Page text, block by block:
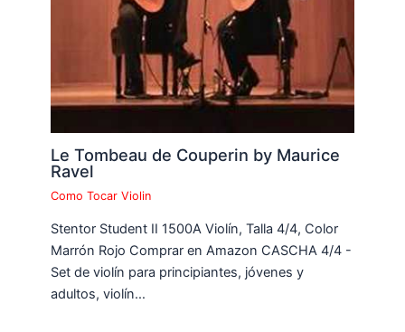
Le Tombeau de Couperin by Maurice
Ravel
Como Tocar Violin
Stentor Student II 1500A Violín, Talla 4/4, Color
Marrón Rojo Comprar en Amazon CASCHA 4/4 -
Set de violín para principiantes, jóvenes y
adultos, violín…